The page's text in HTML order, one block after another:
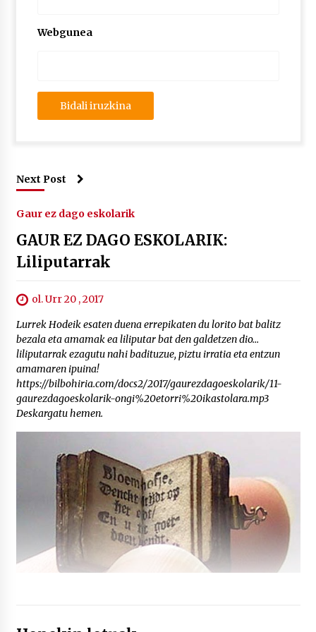
Webgunea
Next Post
Gaur ez dago eskolarik
GAUR EZ DAGO ESKOLARIK:
Liliputarrak
ol. Urr 20 , 2017
Lurrek Hodeik esaten duena errepikaten du lorito bat balitz
bezala eta amamak ea liliputar bat den galdetzen dio…
liliputarrak ezagutu nahi badituzue, piztu irratia eta entzun
amamaren ipuina!
https://bilbohiria.com/docs2/2017/gaurezdagoeskolarik/11-
gaurezdagoeskolarik-ongi%20etorri%20ikastolara.mp3
Deskargatu hemen.